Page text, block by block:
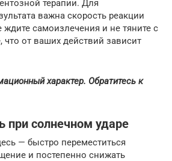
терапии. Для
важна скорость реакции
ждите самоизлечения и не тяните с
от ваших действий зависит
характер. Обратитесь к
при солнечном ударе
— быстро переместиться
и постепенно снижать